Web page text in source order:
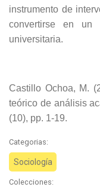
instrumento de
convertirse en un
universitaria.
Castillo Ochoa, M.
teórico de análisis
(10), pp. 1-19.
Categorias:
Sociología
Colecciones: